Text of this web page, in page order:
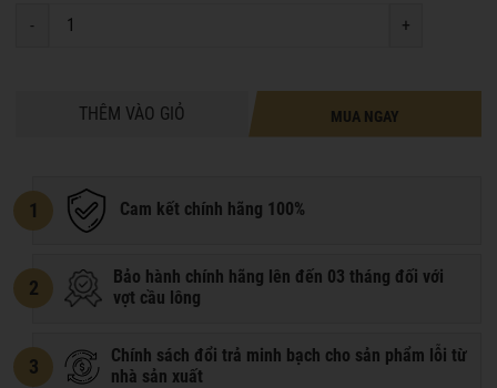
-
+
THÊM VÀO GIỎ MUA NGAY
1 Cam kết chính hãng 100%
2
Bảo hành chính hãng lên đến 03 tháng đối với
vợt cầu lông
3
Chính sách đổi trả minh bạch cho sản phẩm lỗi từ
nhà sản xuất